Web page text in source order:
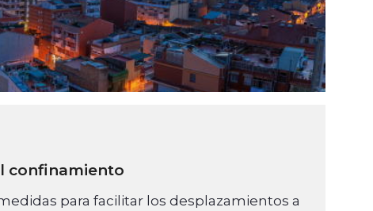
confinamiento
para facilitar los desplazamientos a